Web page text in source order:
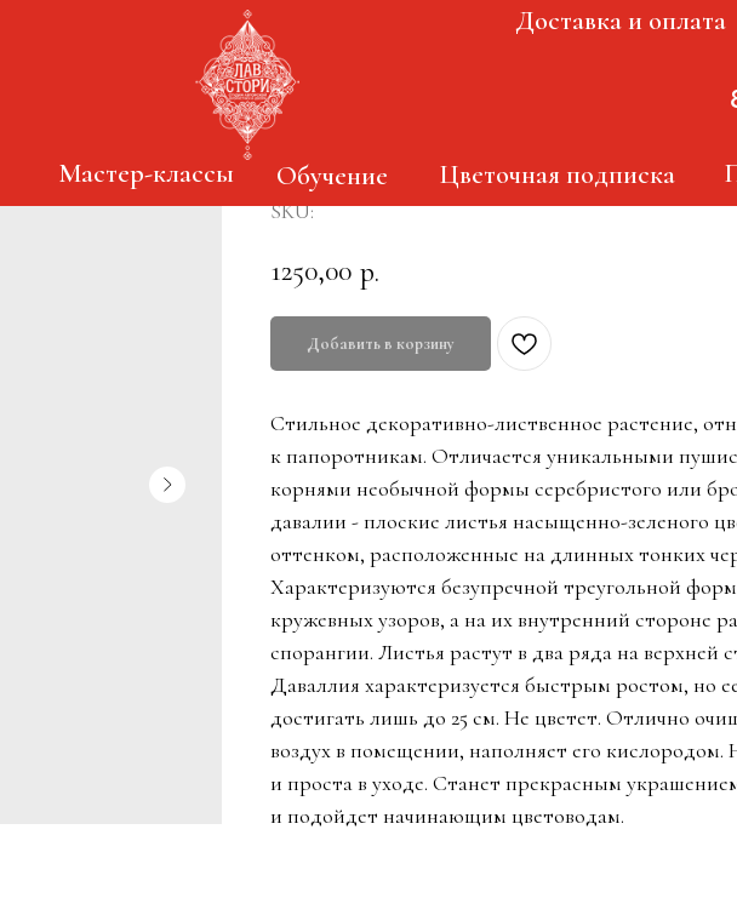
Доставка и оплата
Обучение Цветочная подписка
Мастер-классы Давалия
SKU:
1250,00 р.
Добавить в корзину
Стильное декоративно-лиственное растение,
к папоротникам. Отличается уникальными
корнями необычной формы серебристого или
давалии - плоские листья насыщенно-зеленого
оттенком, расположенные на длинных тонких
Характеризуются безупречной треугольной
кружевных узоров, а на их внутренний стороне
спорангии. Листья растут в два ряда на верхней
Даваллия характеризуется быстрым ростом, но
достигать лишь до 25 см. Не цветет. Отлично
воздух в помещении, наполняет его кислородом.
и проста в уходе. Станет прекрасным
и подойдет начинающим цветоводам.